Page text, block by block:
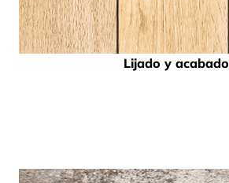
Lijado y acabado